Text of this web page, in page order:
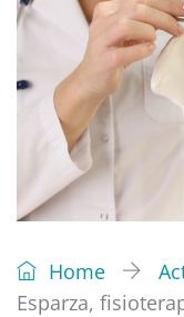
Home
Esparza,